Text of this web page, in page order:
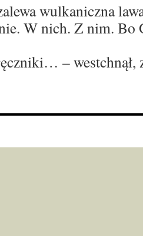
wulkaniczna
W nich. Z nim.
– westchnął,